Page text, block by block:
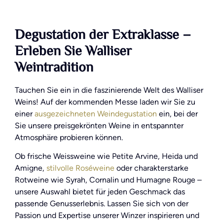
Degustation der Extraklasse –
Erleben Sie Walliser
Weintradition
Tauchen Sie ein in die faszinierende Welt des Walliser
Weins! Auf der kommenden Messe laden wir Sie zu
einerausgezeichneten Weindegustation ein, bei der
Sie unsere preisgekrönten Weine in entspannter
Atmosphäre probieren können.
Ob frische Weissweine wie Petite Arvine, Heida und
Amigne, stilvolle Roséweine oder charakterstarke
Rotweine wie Syrah, Cornalin und Humagne Rouge –
unsere Auswahl bietet für jeden Geschmack das
passende Genusserlebnis. Lassen Sie sich von der
Passion und Expertise unserer Winzer inspirieren und